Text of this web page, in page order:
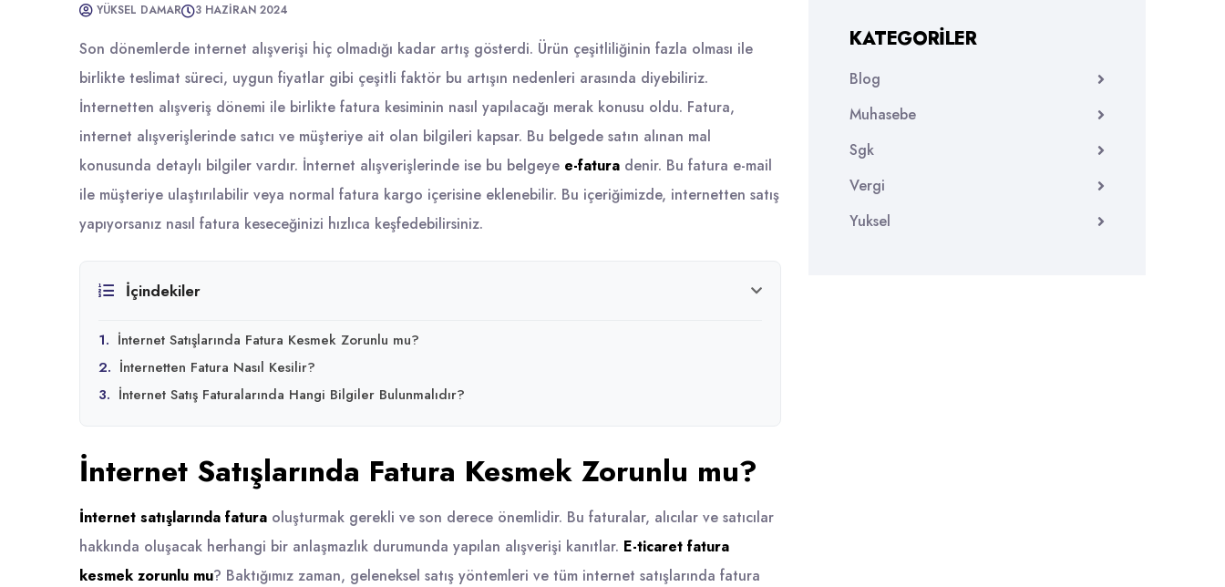
YÜKSEL DAMAR 3 HAZIRAN 2024
Son dönemlerde internet alışverişi hiç olmadığı kadar artış gösterdi. Ürün çeşitliliğinin fazla olması ile
birlikte teslimat süreci, uygun fiyatlar gibi çeşitli faktör bu artışın nedenleri arasında diyebiliriz.
İnternetten alışveriş dönemi ile birlikte fatura kesiminin nasıl yapılacağı merak konusu oldu. Fatura,
internet alışverişlerinde satıcı ve müşteriye ait olan bilgileri kapsar. Bu belgede satın alınan mal
konusunda detaylı bilgiler vardır. İnternet alışverişlerinde ise bu belgeye e-fatura denir. Bu fatura e-mail
ile müşteriye ulaştırılabilir veya normal fatura kargo içerisine eklenebilir. Bu içeriğimizde, internetten satış
yapıyorsanız nasıl fatura keseceğinizi hızlıca keşfedebilirsiniz.
İçindekiler
1. İnternet Satışlarında Fatura Kesmek Zorunlu mu?
2. İnternetten Fatura Nasıl Kesilir?
3. İnternet Satış Faturalarında Hangi Bilgiler Bulunmalıdır?
İnternet Satışlarında Fatura Kesmek Zorunlu mu?
İnternet satışlarında fatura oluşturmak gerekli ve son derece önemlidir. Bu faturalar, alıcılar ve satıcılar
hakkında oluşacak herhangi bir anlaşmazlık durumunda yapılan alışverişi kanıtlar. E-ticaret fatura
kesmek zorunlu mu? Baktığımız zaman, geleneksel satış yöntemleri ve tüm internet satışlarında fatura
KATEGORILER
Blog
Muhasebe
Sgk
Vergi
Yuksel